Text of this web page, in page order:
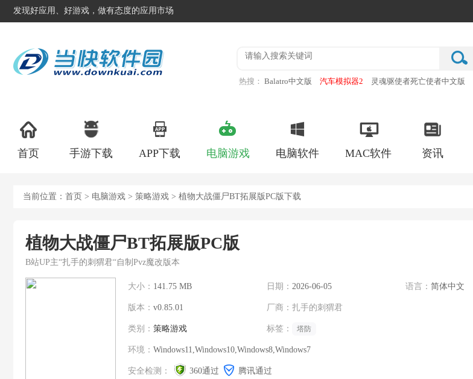
发现好应用、好游戏，做有态度的应用市场
热搜： Balatro中文版 汽车模拟器2
灵魂驱使者死亡使者中文版
首页 手游下载 APP下载 电脑游戏 电脑软件 MAC软件 资讯
当前位置： 首页 > 电脑游戏 > 策略游戏 > 植物大战僵尸BT拓展版PC版下载
植物大战僵尸BT拓展版PC版
B站UP主“扎手的刺猬君“自制Pvz魔改版本
大小： 141.75 MB 日期： 2026-06-05 语言： 简体中文
版本： v0.85.01 厂商： 扎手的刺猬君
类别： 策略游戏 标签： 塔防
环境： Windows11,Windows10,Windows8,Windows7
安全检测： 360通过 腾讯通过